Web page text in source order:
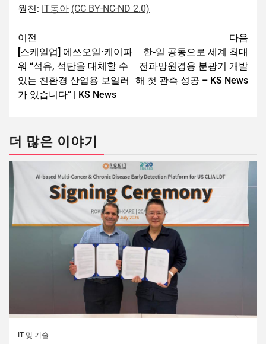
원천: IT동아 (CC BY-NC-ND 2.0)
이전
[스케일업] 에쓰오일·케이파
워 “석유, 석탄을 대체할 수
있는 친환경 산업용 보일러
가 있습니다” | KS News
다음
한-일 공동으로 세계 최대
전파망원경용 분광기 개발
해 첫 관측 성공 – KS News
더 많은 이야기
IT 및 기술